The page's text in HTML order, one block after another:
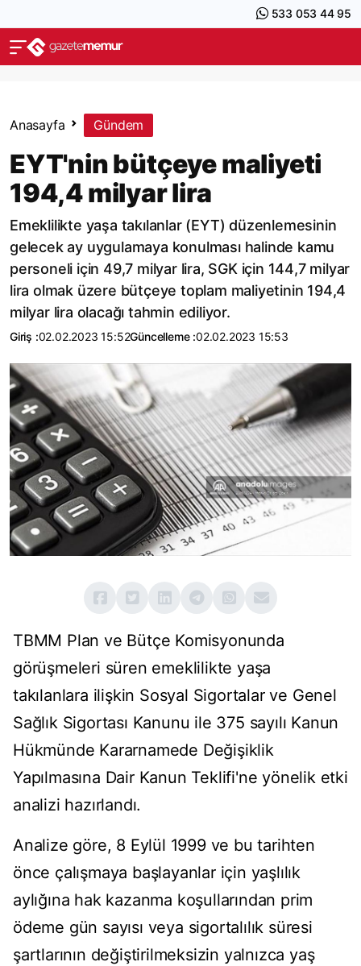
533 053 44 95
Anasayfa Gündem
EYT'nin bütçeye maliyeti
194,4 milyar lira
Emeklilikte yaşa takılanlar (EYT) düzenlemesinin
gelecek ay uygulamaya konulması halinde kamu
personeli için 49,7 milyar lira, SGK için 144,7 milyar
lira olmak üzere bütçeye toplam maliyetinin 194,4
milyar lira olacağı tahmin ediliyor.
Giriş :02.02.2023 15:52Güncelleme :02.02.2023 15:53
TBMM Plan ve Bütçe Komisyonunda
görüşmeleri süren emeklilikte yaşa
takılanlara ilişkin Sosyal Sigortalar ve Genel
Sağlık Sigortası Kanunu ile 375 sayılı Kanun
Hükmünde Kararnamede Değişiklik
Yapılmasına Dair Kanun Teklifi'ne yönelik etki
analizi hazırlandı.
Analize göre, 8 Eylül 1999 ve bu tarihten
önce çalışmaya başlayanlar için yaşlılık
aylığına hak kazanma koşullarından prim
ödeme gün sayısı veya sigortalılık süresi
şartlarının değiştirilmeksizin yalnızca yaş